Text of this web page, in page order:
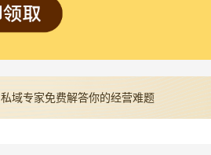
私域专家免费解答你的经营难题